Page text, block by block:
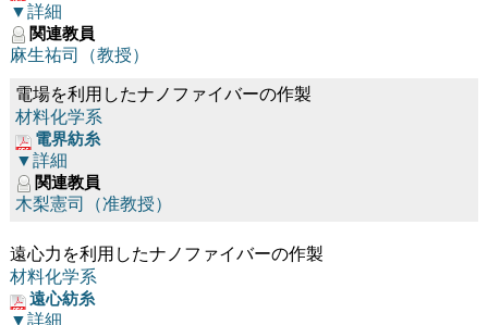
▼詳細
関連教員
麻生祐司（教授）
電場を利用したナノファイバーの作製
材料化学系
電界紡糸
▼詳細
関連教員
木梨憲司（准教授）
遠心力を利用したナノファイバーの作製
材料化学系
遠心紡糸
▼詳細